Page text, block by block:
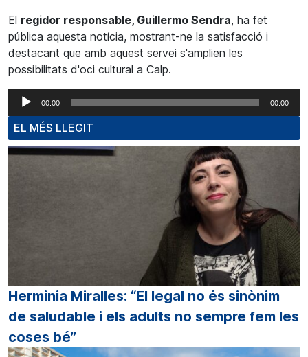
El regidor responsable, Guillermo Sendra, ha fet
pública aquesta notícia, mostrant-ne la satisfacció i
destacant que amb aquest servei s'amplien les
possibilitats d'oci cultural a Calp.
Reproductor
d'àudio
00:00 00:00
EL MÉS LLEGIT
Herminia Miralles: “El legal no és sinònim
de saludable i els adults no sempre fem les
coses bé”